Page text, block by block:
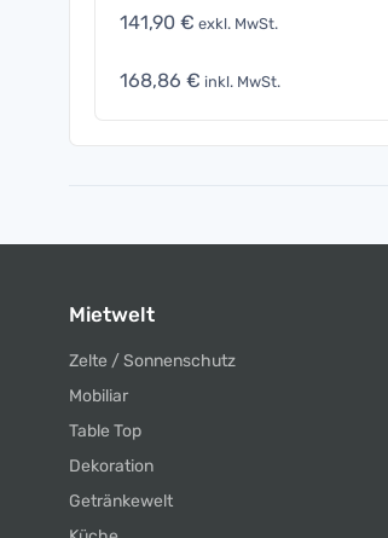
141,90 € exkl. MwSt.
168,86 € inkl. MwSt.
Mietwelt
Zelte / Sonnenschutz
Mobiliar
Table Top
Dekoration
Getränkewelt